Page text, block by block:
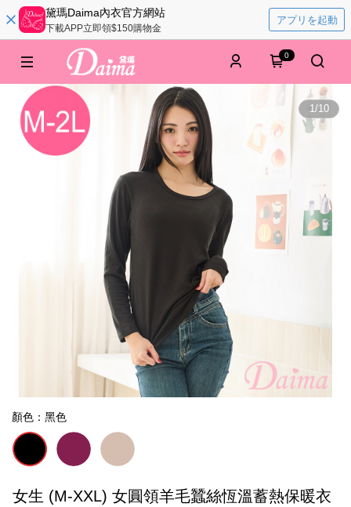
黛瑪Daima內衣官方網站
下載APP立即領$150購物金
アプリを起動
0
1/10
顏色：黑色
女生 (M-XXL) 女圓領羊毛蠶絲恆溫蓄熱保暖衣